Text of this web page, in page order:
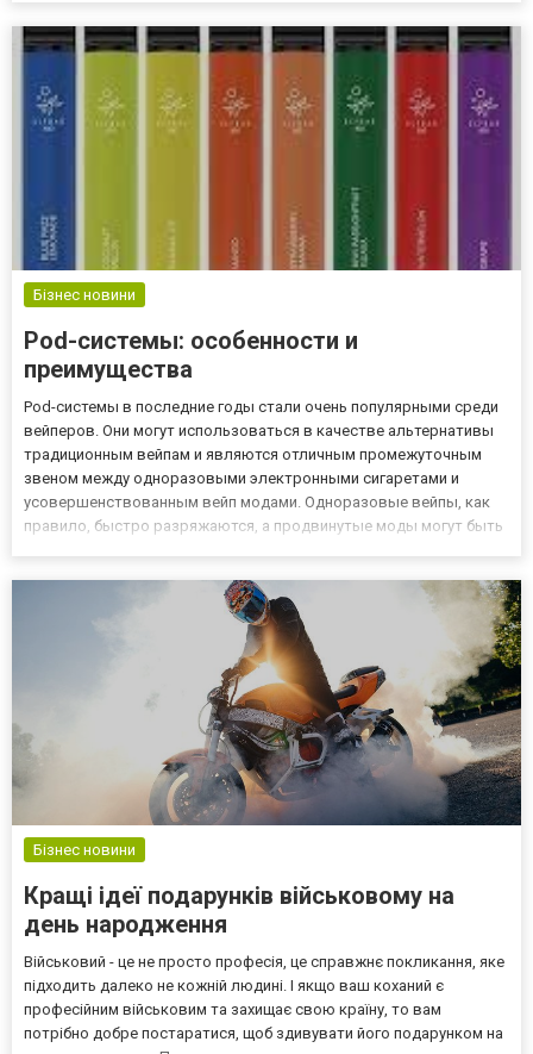
Бізнес новини
Pod-системы: особенности и
преимущества
Pod-системы в последние годы стали очень популярными среди
вейперов. Они могут использоваться в качестве альтернативы
традиционным вейпам и являются отличным промежуточным
звеном между одноразовыми электронными сигаретами и
усовершенствованным вейп модами. Одноразовые вейпы, как
правило, быстро разряжаются, а продвинутые моды могут быть
Бізнес новини
Кращі ідеї подарунків військовому на
день народження
Військовий - це не просто професія, це справжнє покликання, яке
підходить далеко не кожній людині. І якщо ваш коханий є
професійним військовим та захищає свою країну, то вам
потрібно добре постаратися, щоб здивувати його подарунком на